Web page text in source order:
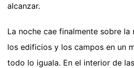
alcanzar.
La noche cae finalmente sobre la
los edificios y los campos en un
todo lo iguala. En el interior de